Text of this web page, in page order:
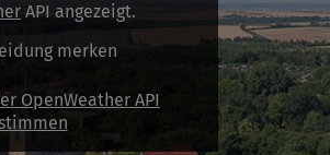
API angezeigt.
merken
OpenWeather API